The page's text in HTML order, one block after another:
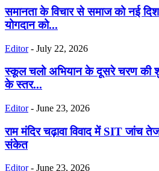
समानता के विचार से समाज को नई
योगदान को...
Editor - July 22, 2026
स्कूल चलो अभियान के दूसरे चरण
के स्तर...
Editor - June 23, 2026
राम मंदिर चढ़ावा विवाद में SIT
संकेत
Editor - June 23, 2026